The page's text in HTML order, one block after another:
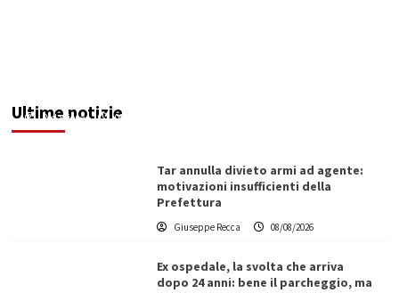
Ultime notizie
Redazione 08/08/2026
Tar annulla divieto armi ad agente:
motivazioni insufficienti della
Prefettura
Giuseppe Recca 08/08/2026
Ex ospedale, la svolta che arriva
dopo 24 anni: bene il parcheggio, ma